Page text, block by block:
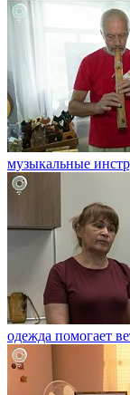
музыкальные
одежда помогает